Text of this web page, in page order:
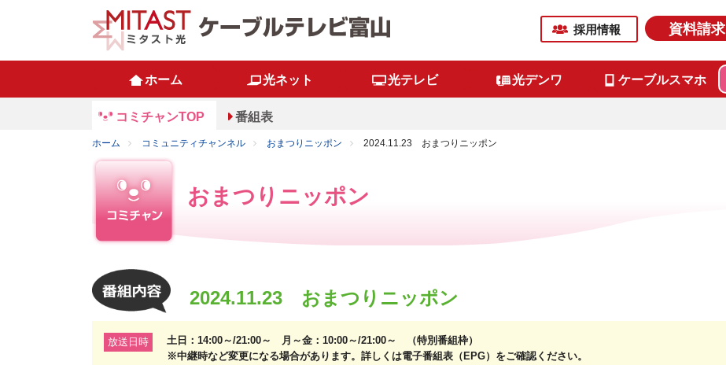
採用情報 資料請求
ホーム 光ネット 光テレビ 光デンワ ケーブルスマホ
コミチャンTOP 番組表
ホーム コミュニティチャンネル おまつりニッポン 2024.11.23 おまつりニッポン
おまつりニッポン
2024.11.23 おまつりニッポン
放送日時
土日：14:00～/21:00～ 月～金：10:00～/21:00～ （特別番組枠）
※中継時など変更になる場合があります。詳しくは電子番組表（EPG）をご確認ください。